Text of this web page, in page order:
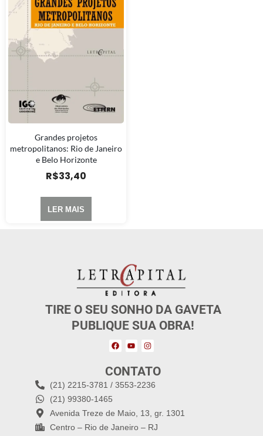
Grandes projetos
metropolitanos: Rio de Janeiro
e Belo Horizonte
R$33,40
LER MAIS
TIRE O SEU SONHO DA GAVETA
PUBLIQUE SUA OBRA!
CONTATO
(21) 2215-3781 / 3553-2236
(21) 99380-1465
Avenida Treze de Maio, 13, gr. 1301
Centro – Rio de Janeiro – RJ